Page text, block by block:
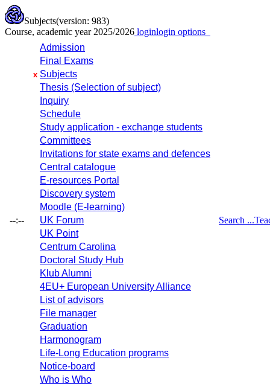
Subjects(version: 983)
Course, academic year 2025/2026 loginlogin options
--:--
Admission
Final Exams
x Subjects
Thesis (Selection of subject)
Inquiry
Schedule
Study application - exchange students
Committees
Invitations for state exams and defences
Central catalogue
E-resources Portal
Discovery system
Moodle (E-learning)
UK Forum
UK Point
Centrum Carolina
Doctoral Study Hub
Klub Alumni
4EU+ European University Alliance
List of advisors
File manager
Graduation
Harmonogram
Life-Long Education programs
Notice-board
Who is Who
Search ...